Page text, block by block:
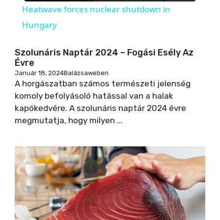
y
V
i
d
e
o
Heatwave forces nuclear shutdown in
Hungary
Szolunáris Naptár 2024 – Fogási Esély Az
Évre
Január 18, 2024Balázsaweben
A horgászatban számos természeti jelenség
komoly befolyásoló hatással van a halak
kapókedvére. A szolunáris naptár 2024 évre
megmutatja, hogy milyen ...